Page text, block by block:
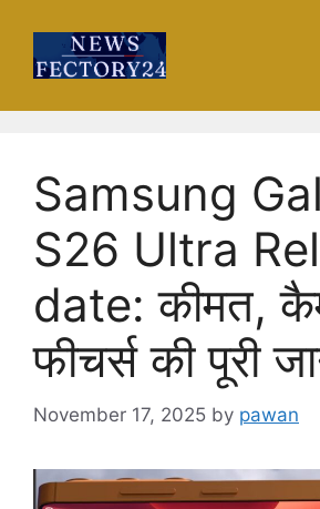
content
Samsung
S26 Ultra
date: कीमत,
फीचर्स की पूरी
November 17, 2025 by pawan